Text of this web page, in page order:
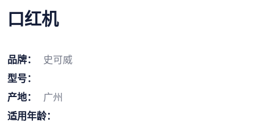
口红机
品牌：
史可威
型号：
产地：
广州
适用年龄：